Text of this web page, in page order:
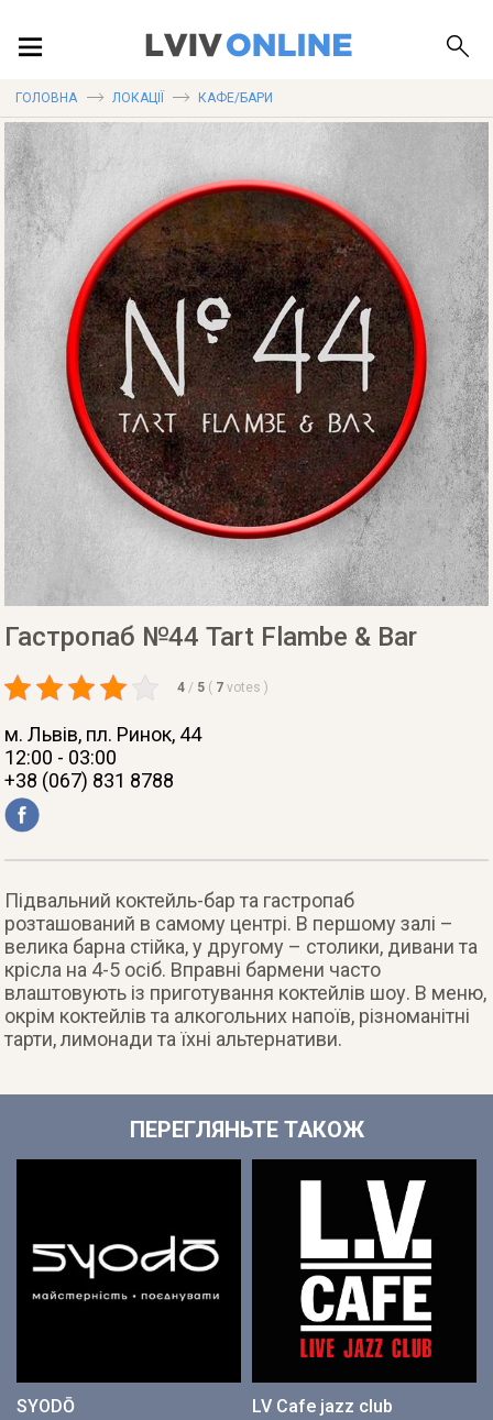
ЛОКАЦІЇ
ПУБЛІКАЦІЇ
ДОВІДКА
ГОЛОВНА ЛОКАЦІЇ КАФЕ/БАРИ
Гастропаб №44 Tart Flambe & Bar
4 / 5 ( 7 votes )
м. Львів, пл. Ринок, 44
12:00 - 03:00
+38 (067) 831 8788
Підвальний коктейль-бар та гастропаб
розташований в самому центрі. В першому залі –
велика барна стійка, у другому – столики, дивани та
крісла на 4-5 осіб. Вправні бармени часто
влаштовують із приготування коктейлів шоу. В меню,
окрім коктейлів та алкогольних напоїв, різноманітні
тарти, лимонади та їхні альтернативи.
ПЕРЕГЛЯНЬТЕ ТАКОЖ
SYODŌ LV Cafe jazz club